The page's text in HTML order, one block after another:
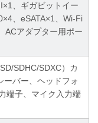
、ギガビットイー
、eSATA×1、Wi-Fi
ACアダプター用ポー
SDHC/SDXC）カ
ーバー、ヘッドフォ
端子、マイク入力端